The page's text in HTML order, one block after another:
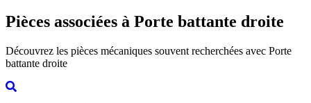
Pièces associées à Porte battante droite
Découvrez les pièces mécaniques souvent recherchées avec Porte
battante droite